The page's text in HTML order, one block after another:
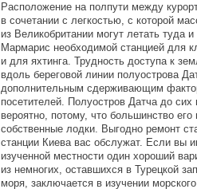
Расположение на полпути между
в сочетании с легкостью, с которой
из Великобритании могут летать туда
Мармарис необходимой станцией для
и для яхтинга. Трудность доступа к
вдоль береговой линии полуострова
дополнительным сдерживающим
посетителей. Полуостров Датча до
вероятно, потому, что большинство
собственные лодки. Выгодно ремонт
станции Киева вас обслужат. Если вы
изученной местности один хороший
из немногих, оставшихся в Турецкой
моря, заключается в изучении